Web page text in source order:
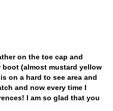
on the toe cap and
(almost mustard yellow
on a hard to see area and
and now every time I
I am so glad that you